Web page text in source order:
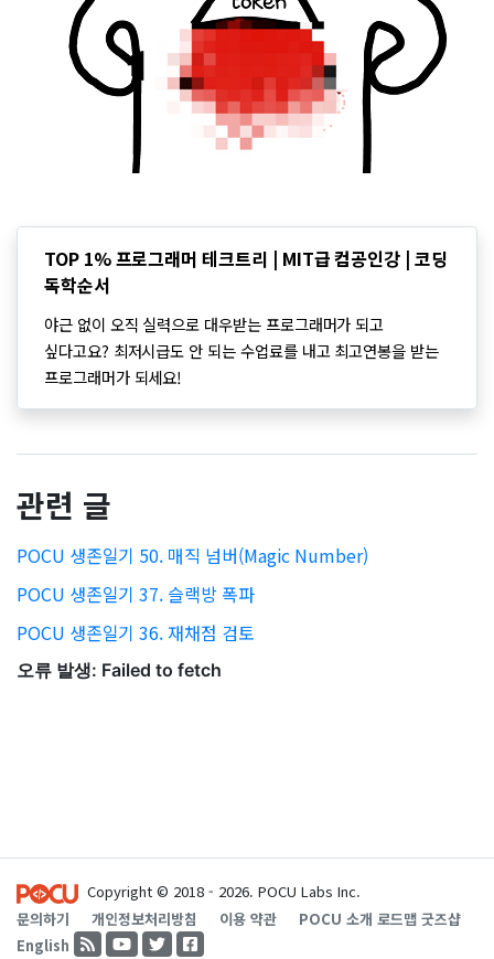
TOP 1% 프로그래머 테크트리 | MIT급 컴공인강 | 코딩
독학순서
야근 없이 오직 실력으로 대우받는 프로그래머가 되고
싶다고요? 최저시급도 안 되는 수업료를 내고 최고연봉을 받는
프로그래머가 되세요!
관련 글
POCU 생존일기 50. 매직 넘버(Magic Number)
POCU 생존일기 37. 슬랙방 폭파
POCU 생존일기 36. 재채점 검토
Copyright © 2018 - 2026. POCU Labs Inc.
문의하기
개인정보처리방침 이용 약관 POCU 소개 로드맵 굿즈샵
English